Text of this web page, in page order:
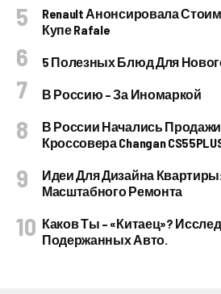
Renault Анонсировала
Купе Rafale
5 Полезных Блюд Для
В Россию – За Иномаркой
В России Начались
Кроссовера Changan
Идеи Для Дизайна
Масштабного Ремонта
Каков Ты – «китаец»?
Подержанных Авто.